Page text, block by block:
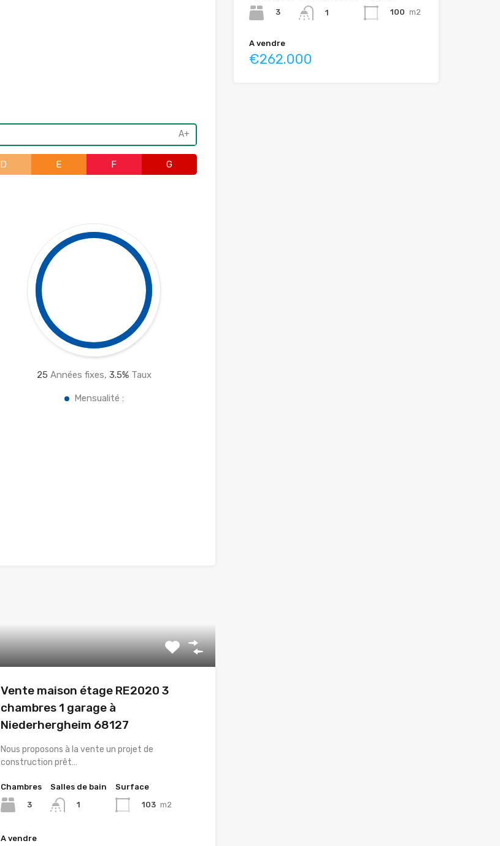
A+
D E F G
25 Années fixes, 3.5%Taux
Mensualité :
Vente maison étage RE2020 3
chambres 1 garage à
Niederhergheim 68127
Nous proposons à la vente un projet de
construction prêt…
Chambres
3
Salles de bain
1
Surface
103 m2
A vendre
3
1
100 m2
A vendre
€262.000